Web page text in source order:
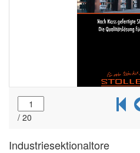
Industriesektionaltore